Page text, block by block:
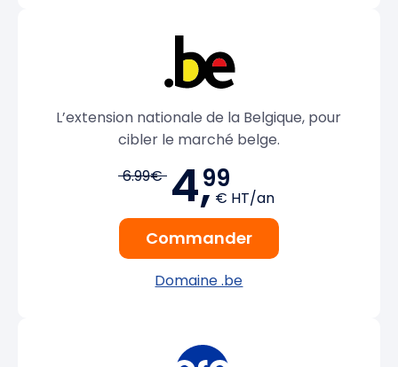
L’extension nationale de la Belgique, pour
cibler le marché belge.
6.99€ 4,99
€ HT/an
Commander
Domaine .be